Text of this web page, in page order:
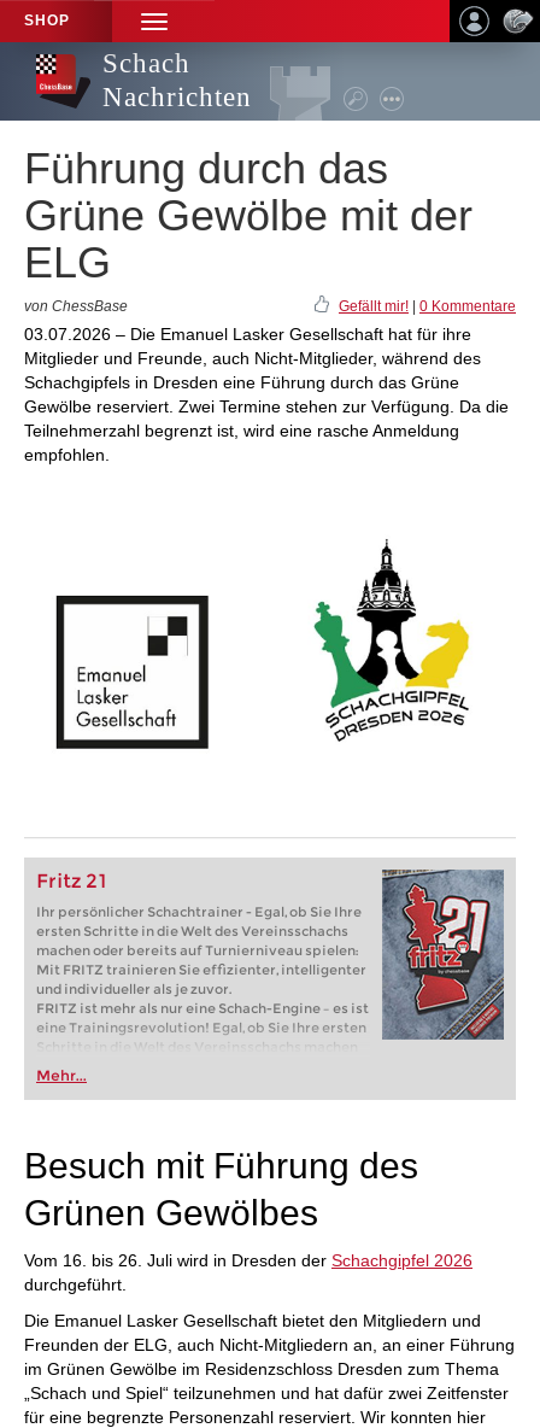
SHOP
TOGGLE
NAVIGATION
Schach
Nachrichten
Führung durch das
Grüne Gewölbe mit der
ELG
von ChessBase Gefällt mir! 0 Kommentare
03.07.2026 – Die Emanuel Lasker Gesellschaft hat für ihre
Mitglieder und Freunde, auch Nicht-Mitglieder, während des
Schachgipfels in Dresden eine Führung durch das Grüne
Gewölbe reserviert. Zwei Termine stehen zur Verfügung. Da die
Teilnehmerzahl begrenzt ist, wird eine rasche Anmeldung
empfohlen.
Fritz 21
Ihr persönlicher Schachtrainer - Egal, ob Sie Ihre
ersten Schritte in die Welt des Vereinsschachs
machen oder bereits auf Turnierniveau spielen:
Mit FRITZ trainieren Sie effizienter, intelligenter
und individueller als je zuvor.
FRITZ ist mehr als nur eine Schach-Engine – es ist
eine Trainingsrevolution! Egal, ob Sie Ihre ersten
Schritte in die Welt des Vereinsschachs machen
oder bereits auf Turnierniveau spielen: Mit
FRITZ trainieren Sie effizienter, intelligenter und
individueller als je zuvor.
Mehr...
Besuch mit Führung des
Grünen Gewölbes
Vom 16. bis 26. Juli wird in Dresden der Schachgipfel 2026
durchgeführt.
Die Emanuel Lasker Gesellschaft bietet den Mitgliedern und
Freunden der ELG, auch Nicht-Mitgliedern an, an einer Führung
im Grünen Gewölbe im Residenzschloss Dresden zum Thema
„Schach und Spiel“ teilzunehmen und hat dafür zwei Zeitfenster
für eine begrenzte Personenzahl reserviert. Wir konnten hier